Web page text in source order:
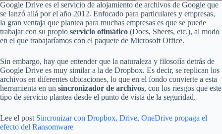
Google Drive es el servicio de alojamiento de archivos de Google que
se lanzó allá por el año 2012. Enfocado para particulares y empresas,
la gran ventaja que plantea para muchas empresas es que se puede
trabajar con su propio servicio ofimático (Docs, Sheets, etc.), al modo
en el que trabajaríamos con el paquete de Microsoft Office.
Sin embargo, hay que entender que la naturaleza y filosofía detrás de
Google Drive es muy similar a la de Dropbox. Es decir, se replican los
archivos en diferentes ubicaciones, lo que en el fondo convierte a esta
herramienta en un sincronizador de archivos, con los riesgos que este
tipo de servicio plantea desde el punto de vista de la seguridad.
Lee el post Sincronizar con Dropbox, Drive, OneDrive propaga el
efecto del Ransomware